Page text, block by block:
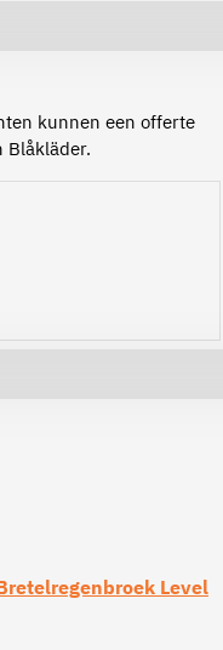
kunnen een offerte
Blåkläder.
Level